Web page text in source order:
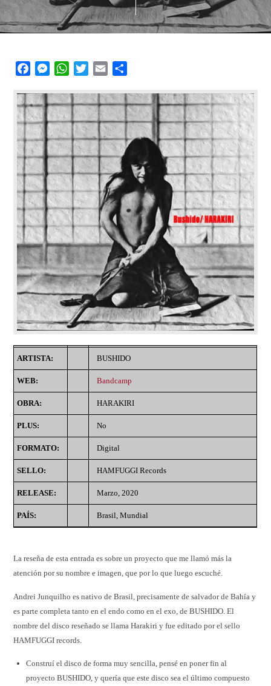
FacebookMessengerWhatsAppTwitterEmail
ARTISTA: BUSHIDO
WEB: Bandcamp
OBRA: HARAKIRI
PLUS: No
FORMATO: Digital
SELLO: HAMFUGGI Records
RELEASE: Marzo, 2020
PAÍS: Brasil, Mundial
La reseña de esta entrada es sobre un proyecto que me llamó más la
atención por su nombre e imagen, que por lo que luego escuché.
Andrei Junquilho es nativo de Brasil, precisamente de salvador de Bahía y
es parte completa tanto en el endo como en el exo, de BUSHIDO. El
nombre del disco reseñado se llama Harakiri y fue editado por el sello
HAMFUGGI records.
Construí el disco de forma muy sencilla, pensé en poner fin al
proyecto BUSHIDO, y quería que este disco sea el último compuesto